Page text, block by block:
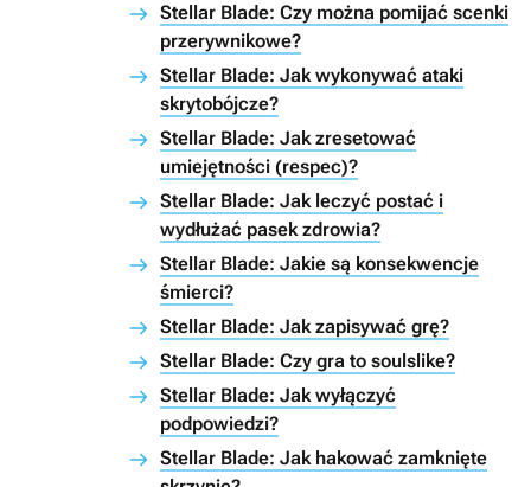
Stellar Blade: Czy można pomijać scenki
przerywnikowe?
Stellar Blade: Jak wykonywać ataki
skrytobójcze?
Stellar Blade: Jak zresetować
umiejętności (respec)?
Stellar Blade: Jak leczyć postać i
wydłużać pasek zdrowia?
Stellar Blade: Jakie są konsekwencje
śmierci?
Stellar Blade: Jak zapisywać grę?
Stellar Blade: Czy gra to soulslike?
Stellar Blade: Jak wyłączyć
podpowiedzi?
Stellar Blade: Jak hakować zamknięte